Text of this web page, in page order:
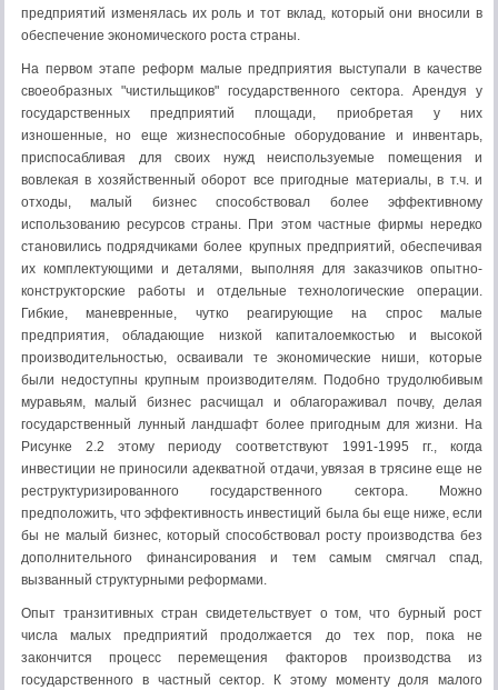
предприятий изменялась их роль и тот вклад, который они вносили в
обеспечение экономического роста страны.
На первом этапе реформ малые предприятия выступали в качестве
своеобразных "чистильщиков" государственного сектора. Арендуя у
государственных предприятий площади, приобретая у них
изношенные, но еще жизнеспособные оборудование и инвентарь,
приспосабливая для своих нужд неиспользуемые помещения и
вовлекая в хозяйственный оборот все пригодные материалы, в т.ч. и
отходы, малый бизнес способствовал более эффективному
использованию ресурсов страны. При этом частные фирмы нередко
становились подрядчиками более крупных предприятий, обеспечивая
их комплектующими и деталями, выполняя для заказчиков опытно-
конструкторские работы и отдельные технологические операции.
Гибкие, маневренные, чутко реагирующие на спрос малые
предприятия, обладающие низкой капиталоемкостью и высокой
производительностью, осваивали те экономические ниши, которые
были недоступны крупным производителям. Подобно трудолюбивым
муравьям, малый бизнес расчищал и облагораживал почву, делая
государственный лунный ландшафт более пригодным для жизни. На
Рисунке 2.2 этому периоду соответствуют 1991-1995 гг., когда
инвестиции не приносили адекватной отдачи, увязая в трясине еще не
реструктуризированного государственного сектора. Можно
предположить, что эффективность инвестиций была бы еще ниже, если
бы не малый бизнес, который способствовал росту производства без
дополнительного финансирования и тем самым смягчал спад,
вызванный структурными реформами.
Опыт транзитивных стран свидетельствует о том, что бурный рост
числа малых предприятий продолжается до тех пор, пока не
закончится процесс перемещения факторов производства из
государственного в частный сектор. К этому моменту доля малого